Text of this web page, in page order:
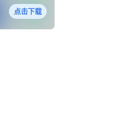
点击下载